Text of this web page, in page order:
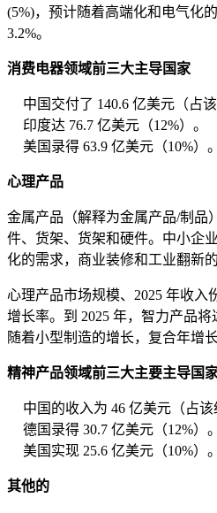
(5%)，预计随着高端化和电气化
3.2%。
消费电器领域前三大主导国家
中国交付了 140.6 亿美元（占该
印度达 76.7 亿美元（12%）。
美国录得 63.9 亿美元（10%）。
心理产品
金属产品（解释为金属产品/制品
件、货架、货架和硬件。中小企
化的需求，商业装修和工业翻新
心理产品市场规模、2025 年收入
增长率。到 2025 年，智力产品将
随着小型制造的增长，复合年增长
精神产品领域前三大主要主导国
中国的收入为 46 亿美元（占该
德国录得 30.7 亿美元（12%）。
美国实现 25.6 亿美元（10%）。
其他的